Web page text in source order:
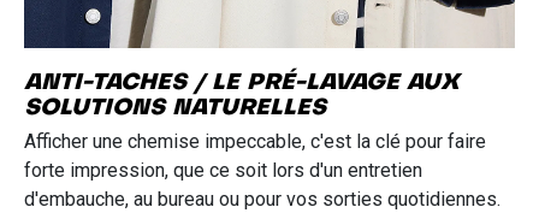
ANTI-TACHES / LE PRÉ-LAVAGE AUX
SOLUTIONS NATURELLES
Afficher une chemise impeccable, c'est la clé pour faire
forte impression, que ce soit lors d'un entretien
d'embauche, au bureau ou pour vos sorties quotidiennes.